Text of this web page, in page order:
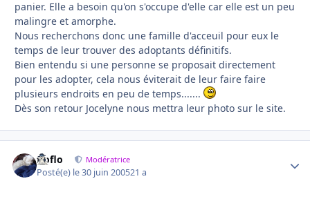
panier. Elle a besoin qu'on s'occupe d'elle car elle est un peu
malingre et amorphe.
Nous recherchons donc une famille d'acceuil pour eux le
temps de leur trouver des adoptants définitifs.
Bien entendu si une personne se proposait directement
pour les adopter, cela nous éviterait de leur faire faire
plusieurs endroits en peu de temps.......
Dès son retour Jocelyne nous mettra leur photo sur le site.
floflo Modératrice
Posté(e) le 30 juin 200521 a